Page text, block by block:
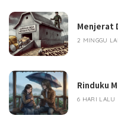
Menjerat
2 MINGGU
Rinduku
6 HARI LALU